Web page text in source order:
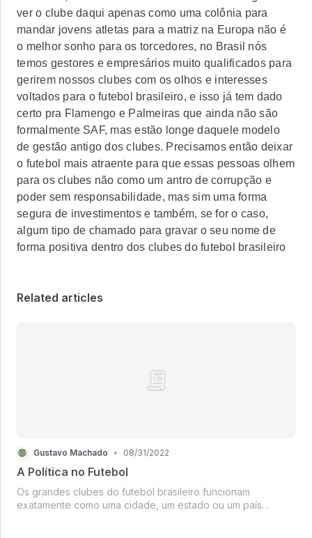
ver o clube daqui apenas como uma colônia para
mandar jovens atletas para a matriz na Europa não é
o melhor sonho para os torcedores, no Brasil nós
temos gestores e empresários muito qualificados para
gerirem nossos clubes com os olhos e interesses
voltados para o futebol brasileiro, e isso já tem dado
certo pra Flamengo e Palmeiras que ainda não são
formalmente SAF, mas estão longe daquele modelo
de gestão antigo dos clubes. Precisamos então deixar
o futebol mais atraente para que essas pessoas olhem
para os clubes não como um antro de corrupção e
poder sem responsabilidade, mas sim uma forma
segura de investimentos e também, se for o caso,
algum tipo de chamado para gravar o seu nome de
forma positiva dentro dos clubes do futebol brasileiro
Related articles
Gustavo Machado • 08/31/2022
A Política no Futebol
Os grandes clubes do futebol brasileiro funcionam
exatamente como uma cidade, um estado ou um país